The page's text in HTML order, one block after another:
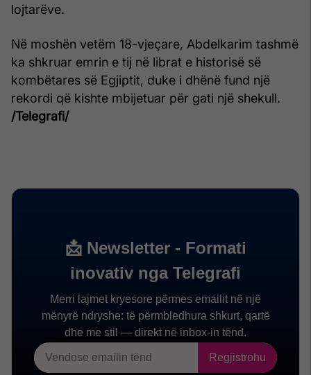
lojtarëve.
Në moshën vetëm 18-vjeçare, Abdelkarim tashmë
ka shkruar emrin e tij në librat e historisë së
kombëtares së Egjiptit, duke i dhënë fund një
rekordi që kishte mbijetuar për gati një shekull.
/Telegrafi/